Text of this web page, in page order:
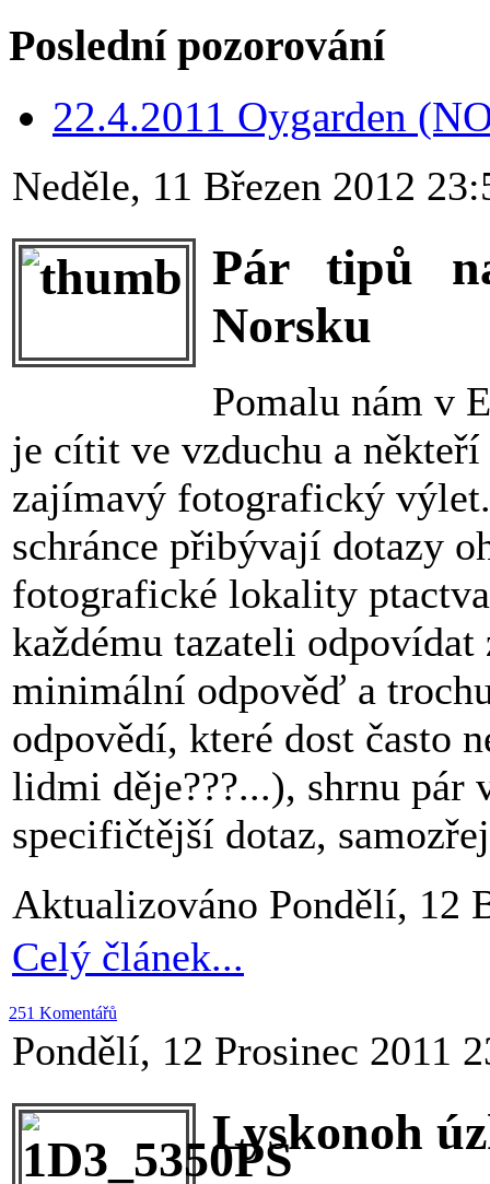
Poslední pozorování
22.4.2011 Oygarden
Neděle, 11 Březen 2012
Pár tipů
Norsku
Pomalu nám v
je cítit ve vzduchu a
zajímavý fotografický
schránce přibývají dotazy
fotografické lokality
každému tazateli
minimální odpověď a
odpovědí, které dost často
lidmi děje???...), shrnu pár
specifičtější dotaz,
Aktualizováno Pondělí, 12
Celý článek...
251 Komentářů
Pondělí, 12 Prosinec 2011
Lyskonoh